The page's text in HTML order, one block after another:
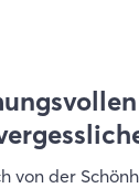
von der